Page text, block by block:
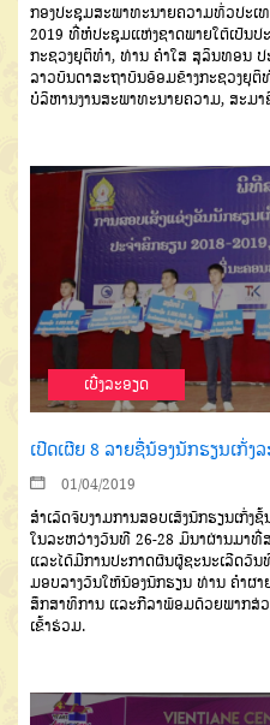
ກອງປະຊຸມສະພາທະນາຍຄວາມທົ່ວປະເ
2019 ທີ່ຫໍປະຊຸມແຫ່ງຊາດພາຍໃຕ້ເປັນ
ກະຊວງຍຸຕິທຳ, ທ່ານ ຄຳໃສ ສຸລິນທອນ
ລາວບັນດາສະຖາບັນອ້ອມຂ້າງກະຊວງຍຸ
ບໍລິຫານງານສະພາທະນາຍຄວາມ, ສະມ
ເບີ່ງລະອຽດ
ເປີດເຜີຍ 8 ລາຍຊື່ນ້ອງນັກຮຽນເກັ່ງ
01/04/2019
ສຳເລັດຈົບງາມການສອບເສັງນັກຮຽນເ
ໃນລະຫວ່າງວັນທີ 26-28 ມິນາຜ່ານມາ
ແລະໄດ້ມີການປະກາດຜົນຜູ້ຊະນະເລີດວັ
ມອບລາງວັນໃຫ້ນ້ອງນັກຮຽນ ທ່ານ ຄຳຜ
ສຶກສາທິການ ແລະກີລາພ້ອມດ້ວຍພາກສ່
ເຂົ້າຮ່ວມ.